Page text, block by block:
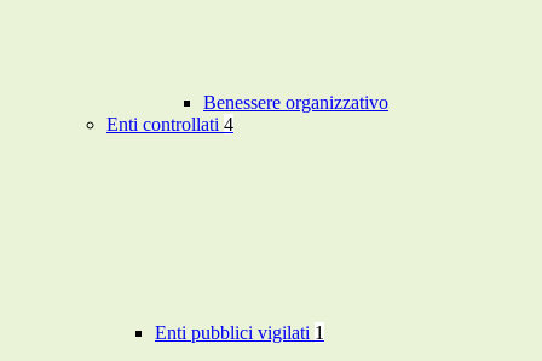
Benessere organizzativo
Enti controllati 4
Enti pubblici vigilati 1